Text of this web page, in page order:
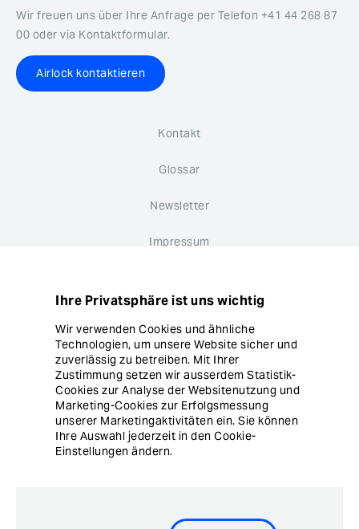
Wir freuen uns über Ihre Anfrage per Telefon +41 44 268 87
00 oder via Kontaktformular.
Airlock kontaktieren
Kontakt
Glossar
Newsletter
Impressum
Cookie Einstellungen
© Copyright Ergon Informatik AG
Ihre Privatsphäre ist uns wichtig
Wir verwenden Cookies und ähnliche
Technologien, um unsere Website sicher und
zuverlässig zu betreiben. Mit Ihrer
Zustimmung setzen wir ausserdem Statistik-
Cookies zur Analyse der Websitenutzung und
Marketing-Cookies zur Erfolgsmessung
unserer Marketingaktivitäten ein. Sie können
Ihre Auswahl jederzeit in den Cookie-
Einstellungen ändern.